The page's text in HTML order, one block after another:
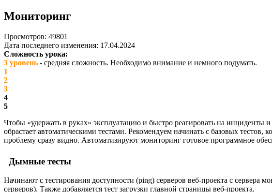
Мониторинг
Просмотров: 49801
Дата последнего изменения: 17.04.2024
Сложность урока:
3 уровень - средняя сложность. Необходимо внимание и немного подумать.
1
2
3
4
5
Чтобы «удержать в руках» эксплуатацию и быстро реагировать на инциденты
обрастает автоматическими тестами. Рекомендуем начинать с базовых тестов,
проблему сразу видно. Автоматизируют мониторинг готовое программное
Дымные тесты
Начинают с тестирования доступности (ping) серверов веб-проекта с сервера
серверов). Также добавляется тест загрузки главной страницы веб-проекта.